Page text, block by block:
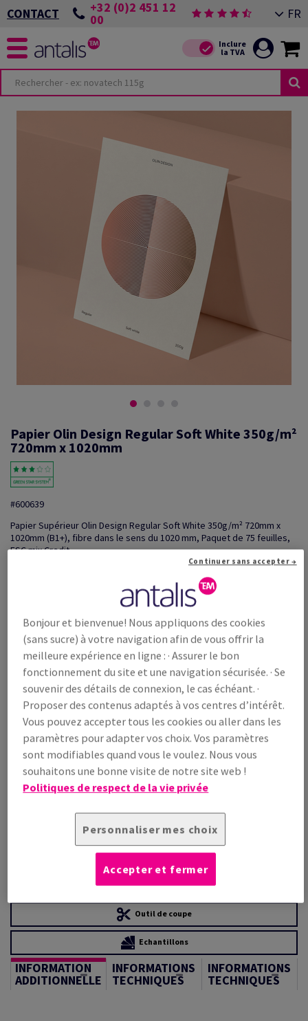
CONTACT +32 (0)2 451 12
00 FR
Papier Olin Design Regular Soft White 350g/m²
720mm x 1020mm
#600639
Papier Supérieur Olin Design Regular Soft White 350g/m² 720mm x
1020mm (B1+), fibre dans le sens du 1020 mm, Paquet de 75 feuilles,
FSC mix Credit
Partager via e-mail
Promotions: Offre temporaire! Jusqu'à 20% de remise sur
Prix TTC
22,21% OFF
WEB Prix promo TTC
€ 3 092,30
/ 1 000 feuille(s)
(257 kg )
paquet(s)
Outil de coupe
Echantillons
INFORMATION
ADDITIONNELLE
INFORMATIONS
TECHNIQUES
INFORMATIONS
TECHNIQUES
Bonjour et bienvenue! Nous appliquons des cookies
(sans sucre) à votre navigation afin de vous offrir la
meilleure expérience en ligne : · Assurer le bon
fonctionnement du site et une navigation sécurisée. · Se
souvenir des détails de connexion, le cas échéant. ·
Proposer des contenus adaptés à vos centres d’intérêt.
Vous pouvez accepter tous les cookies ou aller dans les
paramètres pour adapter vos choix. Vos paramètres
sont modifiables quand vous le voulez. Nous vous
souhaitons une bonne visite de notre site web !
Politiques de respect de la vie privée
Personnaliser mes choix
Continuer sans accepter →
Accepter et fermer